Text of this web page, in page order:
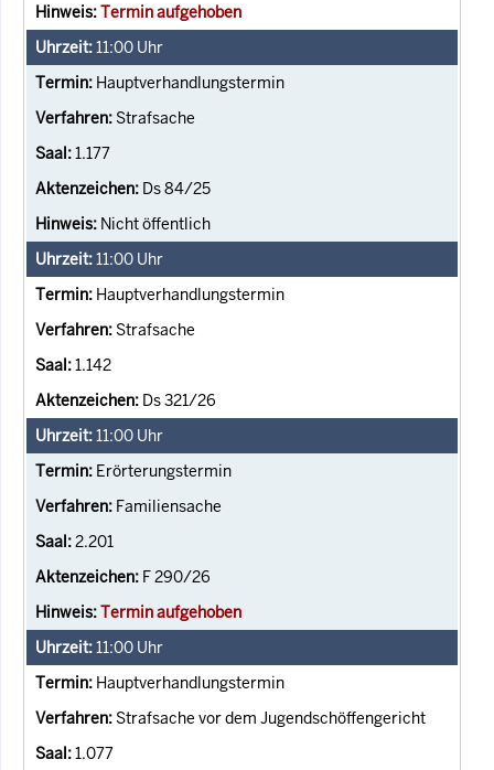
Termin aufgehoben
11:00 Uhr
Hauptverhandlungstermin
Strafsache
1.177
Ds 84/25
Nicht öffentlich
11:00 Uhr
Hauptverhandlungstermin
Strafsache
1.142
Ds 321/26
11:00 Uhr
Erörterungstermin
Familiensache
2.201
F 290/26
Termin aufgehoben
11:00 Uhr
Hauptverhandlungstermin
Strafsache vor dem Jugendschöffengericht
1.077